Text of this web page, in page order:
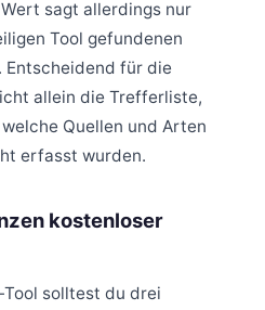
sagt allerdings nur
Tool gefundenen
Entscheidend für die
allein die Trefferliste,
Quellen und Arten
erfasst wurden.
kostenloser
solltest du drei